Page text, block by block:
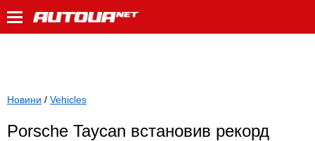
Новини / Vehicles
Porsche Taycan встановив рекорд